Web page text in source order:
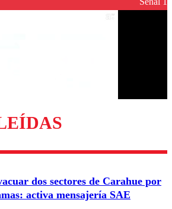
son moderados para garantizar un
Enviar comentario
dos sectores de Carahue por
activa mensajería SAE